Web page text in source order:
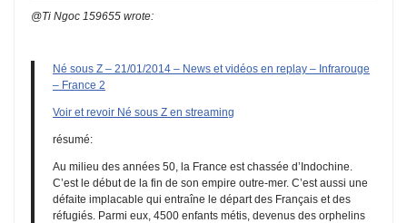
@Ti Ngoc 159655 wrote:
Né sous Z – 21/01/2014 – News et vidéos en replay – Infrarouge
– France 2
Voir et revoir Né sous Z en streaming
résumé:
Au milieu des années 50, la France est chassée d’Indochine.
C’est le début de la fin de son empire outre-mer. C’est aussi une
défaite implacable qui entraîne le départ des Français et des
réfugiés. Parmi eux, 4500 enfants métis, devenus des orphelins